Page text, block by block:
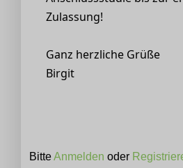
Zulassung!
Ganz herzliche Grüße
Birgit
BitteAnmelden oder